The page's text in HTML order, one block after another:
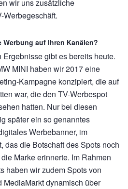
wir uns zusätzliche
Werbegeschäft.
auf Ihren Kanälen?
Ergebnisse gibt es bereits heute.
MINI haben wir 2017 eine
Kampagne konzipiert, die auf
war, die den TV-Werbespot
hatten. Nur bei diesen
später ein so genanntes
Werbebanner, im
das die Botschaft des Spots noch
Marke erinnerte. Im Rahmen
haben wir zudem Spots von
dynamisch über